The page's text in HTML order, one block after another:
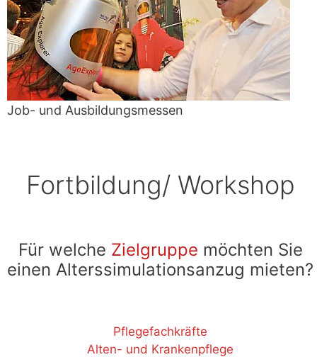
Job- und Ausbildungsmessen
Fortbildung/ Workshop
Für welche Zielgruppe möchten Sie
einen Alterssimulationsanzug mieten?
Pflegefachkräfte
Alten- und Krankenpflege